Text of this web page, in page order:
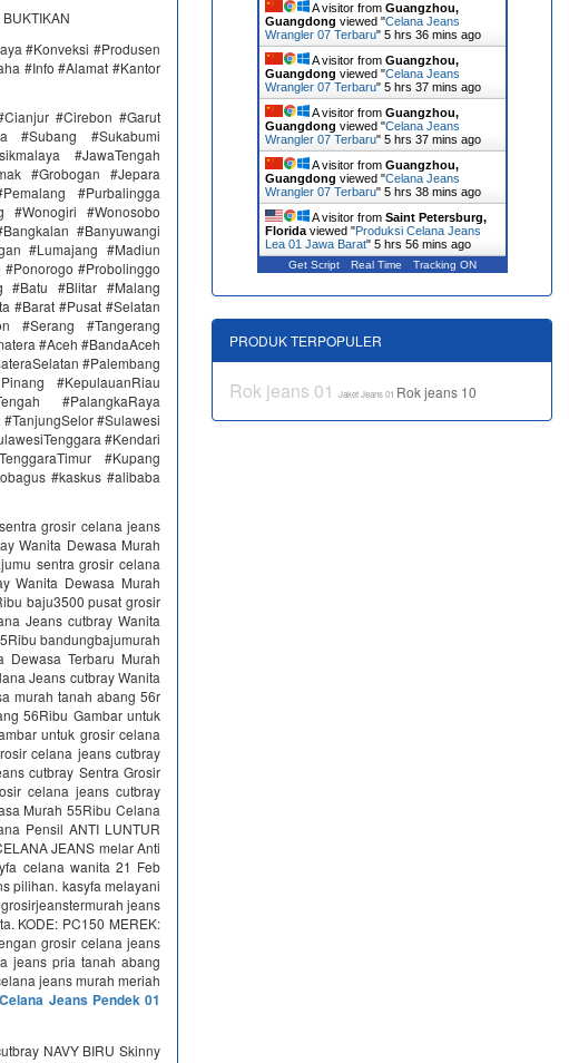
BUKTIKAN
#Konveksi #Produsen
#Info #Alamat #Kantor
#Cirebon #Garut
#Subang #Sukabumi
#JawaTengah
#Grobogan #Jepara
#Purbalingga
#Wonogiri #Wonosobo
#Banyuwangi
#Lumajang #Madiun
#Probolinggo
#Batu #Blitar #Malang
#Barat #Pusat #Selatan
#Serang #Tangerang
#Aceh #BandaAceh
#Palembang
#KepulauanRiau
#PalangkaRaya
#Sulawesi
#Kendari
#Kupang
#kaskus #alibaba
grosir celana jeans
Wanita Dewasa Murah
sentra grosir celana
Wanita Dewasa Murah
baju3500 pusat grosir
Jeans cutbray Wanita
bandungbajumurah
Terbaru Murah
Jeans cutbray Wanita
murah tanah abang 56r
56Ribu Gambar untuk
untuk grosir celana
celana jeans cutbray
cutbray Sentra Grosir
celana jeans cutbray
Murah 55Ribu Celana
Pensil ANTI LUNTUR
JEANS melar Anti
celana wanita 21 Feb
pilihan. kasyfa melayani
jeans
KODE: PC150 MEREK:
grosir celana jeans
jeans pria tanah abang
jeans murah meriah
Jeans Pendek 01
NAVY BIRU Skinny
A visitor from Guangzhou,
Guangdong viewed "Celana Jeans
Wrangler 07 Terbaru" 5 hrs 36 mins ago
A visitor from Guangzhou,
Guangdong viewed "Celana Jeans
Wrangler 07 Terbaru" 5 hrs 37 mins ago
A visitor from Guangzhou,
Guangdong viewed "Celana Jeans
Wrangler 07 Terbaru" 5 hrs 37 mins ago
A visitor from Guangzhou,
Guangdong viewed "Celana Jeans
Wrangler 07 Terbaru" 5 hrs 38 mins ago
A visitor from Saint Petersburg,
Floridaviewed "Produksi Celana Jeans
Lea 01 Jawa Barat" 5 hrs 56 mins ago
Get Script Real Time Tracking ON
PRODUK TERPOPULER
Rok jeans 01 Jaket Jeans 01 Rok jeans 10